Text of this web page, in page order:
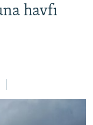
havfı